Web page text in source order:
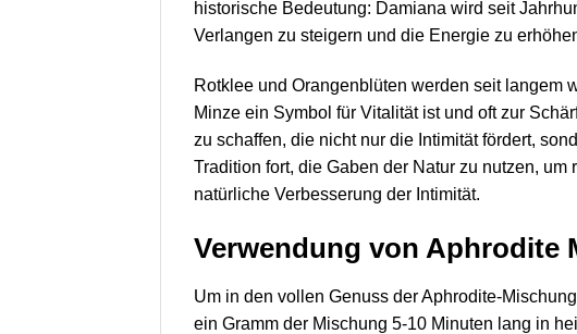
historische Bedeutung: Damiana wird seit
Verlangen zu steigern und die Energie zu
Rotklee und Orangenblüten werden seit langem
Minze ein Symbol für Vitalität ist und oft zur
zu schaffen, die nicht nur die Intimität fördert,
Tradition fort, die Gaben der Natur zu nutzen,
natürliche Verbesserung der Intimität.
Verwendung von Aphrodite
Um in den vollen Genuss der Aphrodite-
ein Gramm der Mischung 5-10 Minuten lang in